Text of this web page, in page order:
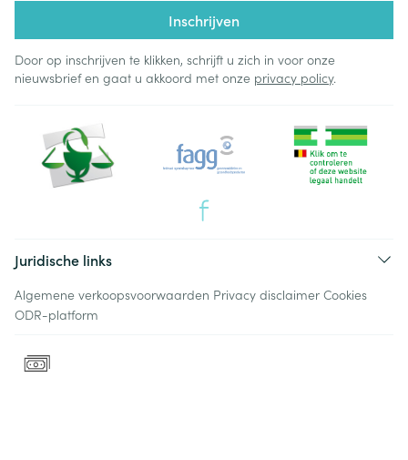
Inschrijven
Door op inschrijven te klikken, schrijft u zich in voor onze
nieuwsbrief en gaat u akkoord met onze privacy policy.
Juridische links
Algemene verkoopsvoorwaarden Privacy disclaimer Cookies
ODR-platform